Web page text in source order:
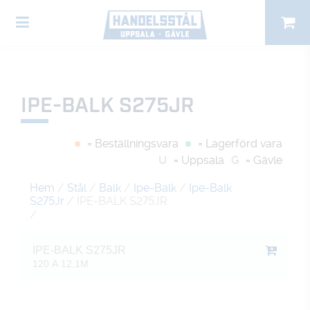
IPE-BALK S275JR
= Beställningsvara
= Lagerförd vara
U
= Uppsala G = Gävle
Hem / Stål / Balk / Ipe-Balk / Ipe-Balk
S275Jr / IPE-BALK S275JR
/
IPE-BALK S275JR
120 A 12,1M